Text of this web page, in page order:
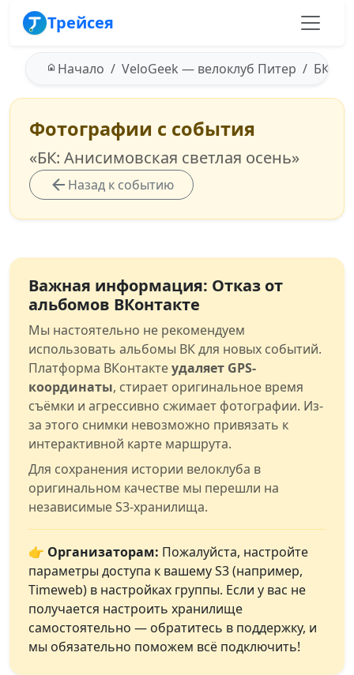
Трейсея
Начало VeloGeek — велоклуб Питер БК:
Фотографии с события
«БК: Анисимовская светлая осень»
Назад к событию
Важная информация: Отказ от
альбомов ВКонтакте
Мы настоятельно не рекомендуем
использовать альбомы ВК для новых событий.
Платформа ВКонтактеудаляет GPS-
координаты, стирает оригинальное время
съёмки и агрессивно сжимает фотографии. Из-
за этого снимки невозможно привязать к
интерактивной карте маршрута.
Для сохранения истории велоклуба в
оригинальном качестве мы перешли на
независимые S3-хранилища.
👉 Организаторам: Пожалуйста, настройте
параметры доступа к вашему S3 (например,
Timeweb) в настройках группы. Если у вас не
получается настроить хранилище
самостоятельно — обратитесь в поддержку, и
мы обязательно поможем всё подключить!